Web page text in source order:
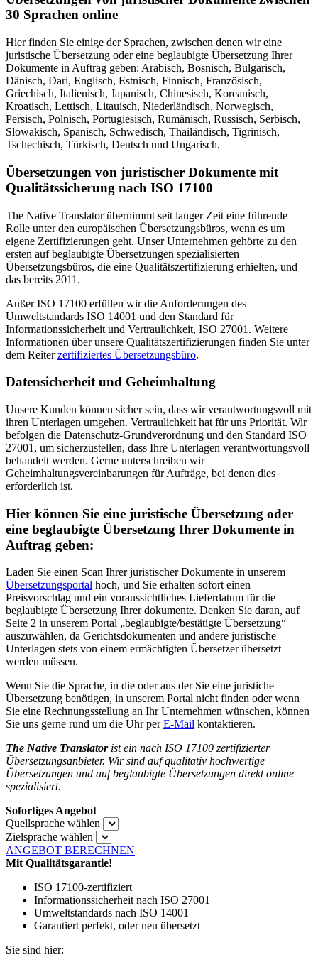
30 Sprachen online
Hier finden Sie einige der Sprachen, zwischen denen wir eine
juristische Übersetzung oder eine beglaubigte Übersetzung Ihrer
Dokumente in Auftrag geben: Arabisch, Bosnisch, Bulgarisch,
Dänisch, Dari, Englisch, Estnisch, Finnisch, Französisch,
Griechisch, Italienisch, Japanisch, Chinesisch, Koreanisch,
Kroatisch, Lettisch, Litauisch, Niederländisch, Norwegisch,
Persisch, Polnisch, Portugiesisch, Rumänisch, Russisch, Serbisch,
Slowakisch, Spanisch, Schwedisch, Thailändisch, Tigrinisch,
Tschechisch, Türkisch, Deutsch und Ungarisch.
Übersetzungen von juristischer Dokumente mit
Qualitätssicherung nach ISO 17100
The Native Translator übernimmt seit langer Zeit eine führende
Rolle unter den europäischen Übersetzungsbüros, wenn es um
eigene Zertifizierungen geht. Unser Unternehmen gehörte zu den
ersten auf beglaubigte Übersetzungen spezialisierten
Übersetzungsbüros, die eine Qualitätszertifizierung erhielten, und
das bereits 2011.
Außer ISO 17100 erfüllen wir die Anforderungen des
Umweltstandards ISO 14001 und den Standard für
Informationssicherheit und Vertraulichkeit, ISO 27001. Weitere
Informationen über unsere Qualitätszertifizierungen finden Sie unter
dem Reiterzertifiziertes Übersetzungsbüro.
Datensicherheit und Geheimhaltung
Unsere Kunden können sicher sein, dass wir verantwortungsvoll mit
ihren Unterlagen umgehen. Vertraulichkeit hat für uns Priorität. Wir
befolgen die Datenschutz-Grundverordnung und den Standard ISO
27001, um sicherzustellen, dass Ihre Unterlagen verantwortungsvoll
behandelt werden. Gerne unterschreiben wir
Geheimhaltungsvereinbarungen für Aufträge, bei denen dies
erforderlich ist.
Hier können Sie eine juristische Übersetzung oder
eine beglaubigte Übersetzung Ihrer Dokumente in
Auftrag geben:
Laden Sie einen Scan Ihrer juristischer Dokumente in unserem
Übersetzungsportal hoch, und Sie erhalten sofort einen
Preisvorschlag und ein voraussichtliches Lieferdatum für die
beglaubigte Übersetzung Ihrer dokumente. Denken Sie daran, auf
Seite 2 in unserem Portal „beglaubigte/bestätigte Übersetzung“
auszuwählen, da Gerichtsdokumenten und andere juristische
Unterlagen stets von einem ermächtigten Übersetzer übersetzt
werden müssen.
Wenn Sie die Sprache, in die oder aus der Sie eine juristiche
Übersetzung benötigen, in unserem Portal nicht finden oder wenn
Sie eine Rechnungsstellung an Ihr Unternehmen wünschen, können
Sie uns gerne rund um die Uhr perE-Mail kontaktieren.
The Native Translatorist ein nach ISO 17100 zertifizierter
Übersetzungsanbieter. Wir sind auf qualitativ hochwertige
Übersetzungen und auf beglaubigte Übersetzungen direkt online
spezialisiert.
Sofortiges Angebot
Quellsprache wählen
Zielsprache wählen
ANGEBOT BERECHNEN
Mit Qualitätsgarantie!
ISO 17100-zertifiziert
Informationssicherheit nach ISO 27001
Umweltstandards nach ISO 14001
Garantiert perfekt, oder neu übersetzt
Sie sind hier: